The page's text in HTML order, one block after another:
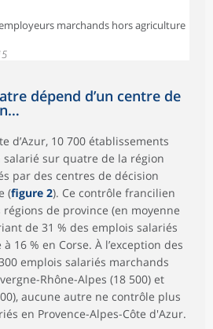
marchands hors agriculture
dépend d’un centre de
d’Azur, 10 700 établissements
salarié sur quatre de la région
par des centres de décision
(figure 2). Ce contrôle francilien
régions de province (en moyenne
de 31 % des emplois salariés
16 % en Corse. À l’exception des
emplois salariés marchands
Rhône-Alpes (18 500) et
aucune autre ne contrôle plus
en Provence-Alpes-Côte d'Azur.